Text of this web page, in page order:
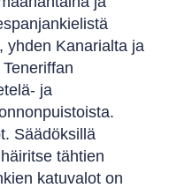
yhden Kanarialta ja
ja
Säädöksillä
tähtien
katuvalot on